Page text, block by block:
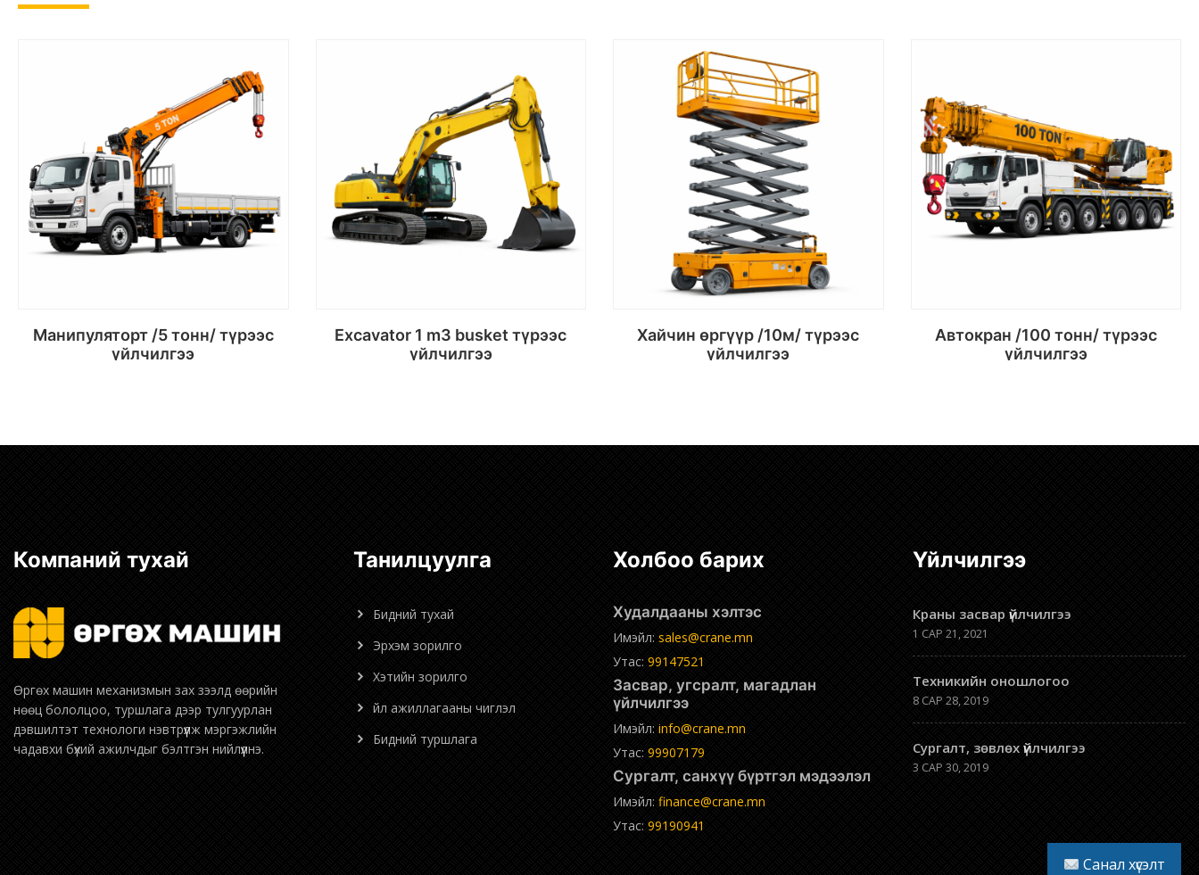
Манипуляторт /5 тонн/ түрээс
үйлчилгээ
Excavator 1 m3 busket түрээс
үйлчилгээ
Хайчин өргүүр /10м/ түрээс
үйлчилгээ
Автокран /100 тонн/ түрээс
үйлчилгээ
Компаний тухай
Өргөх машин механизмын зах зээлд өөрийн
нөөц бололцоо, туршлага дээр тулгуурлан
дэвшилтэт технологи нэвтрүүлж мэргэжлийн
чадавхи бүхий ажилчдыг бэлтгэн нийлүүлнэ.
Танилцуулга
Бидний тухай
Эрхэм зорилго
Хэтийн зорилго
Үйл ажиллагааны чиглэл
Бидний туршлага
Холбоо барих
Худалдааны хэлтэс
Имэйл: sales@crane.mn
Утас: 99147521
Засвар, угсралт, магадлан
үйлчилгээ
Имэйл: info@crane.mn
Утас: 99907179
Сургалт, санхүү бүртгэл мэдээлэл
Имэйл: finance@crane.mn
Утас: 99190941
Үйлчилгээ
Краны засвар үйлчилгээ
1 САР 21, 2021
Техникийн оношлогоо
8 САР 28, 2019
Сургалт, зөвлөх үйлчилгээ
3 САР 30, 2019
Санал хүсэлт